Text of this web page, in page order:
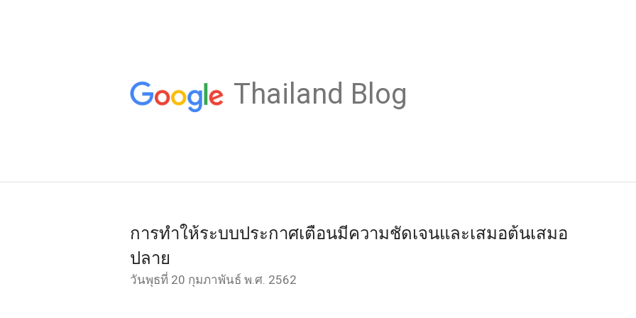
Thailand Blog
การทำให้ระบบประกาศเตือนมีความชัดเจนและเสมอต้นเสมอ
ปลาย
วันพุธที่ 20 กุมภาพันธ์ พ.ศ. 2562